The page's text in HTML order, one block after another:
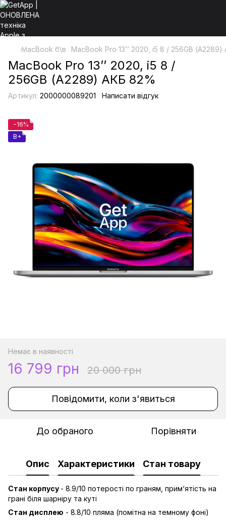
MacBook б\в MacBook Pro 13’’ 2020, i5 8 / 256GB
MacBook Pro 13’’ 2020, i5 8 /
256GB (А2289) АКБ 82%
Артикул: 2000000089201 Написати відгук
−16%
B+
Немає в наявності
16 799 грн 20 000 грн
Повідомити, коли з'явиться
До обраного Порівняти
Опис Характеристики Стан товару
Стан корпусу - 8.9/10 потерості по граням, прим‘ятість на
грані біля шарніру та куті
Стан дисплею - 8.8/10 пляма (помітна на темному фоні)